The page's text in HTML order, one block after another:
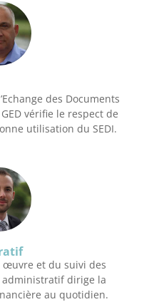
des Documents
vérifie le respect de
utilisation du SEDI.
œuvre et du suivi des
dirige la
au quotidien.